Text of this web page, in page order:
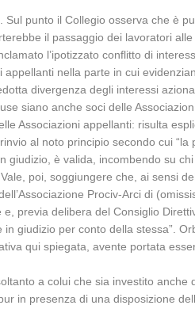
punto il Collegio osserva che è
il passaggio dei lavoratori
l’ipotizzato conflitto di
nella parte in cui
divergenza degli interessi
siano anche soci delle
Associazioni appellanti: risulta
al noto principio secondo cui
è valida, incombendo su
poi, soggiungere che, ai sensi
Prociv-Arci di
previa delibera del Consiglio
giudizio per conto della stessa”.
qui spiegata, avente portata
a colui che sia investito anche
in presenza di una disposizione